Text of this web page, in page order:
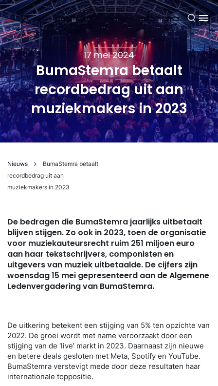
NL
BumaStemra betaalt
recordbedrag uit aan
muziekmakers in 2023
17 mei 2024
Nieuws
BumaStemra betaalt
recordbedrag uit aan
muziekmakers in 2023
De bedragen die BumaStemra jaarlijks uitbetaalt
blijven stijgen. Zo ook in 2023, toen de organisatie
voor muziekauteursrecht ruim 251 miljoen euro
aan haar tekstschrijvers, componisten en
uitgevers van muziek uitbetaalde. De cijfers zijn
woensdag 15 mei gepresenteerd aan de Algemene
Ledenvergadering van BumaStemra.
De uitkering betekent een stijging van 5% ten opzichte van
2022. De groei wordt met name veroorzaakt door een
stijging van de ‘live’ markt in 2023. Daarnaast zijn nieuwe
en betere deals gesloten met Meta, Spotify en YouTube.
BumaStemra verstevigt mede door deze resultaten haar
internationale toppositie.